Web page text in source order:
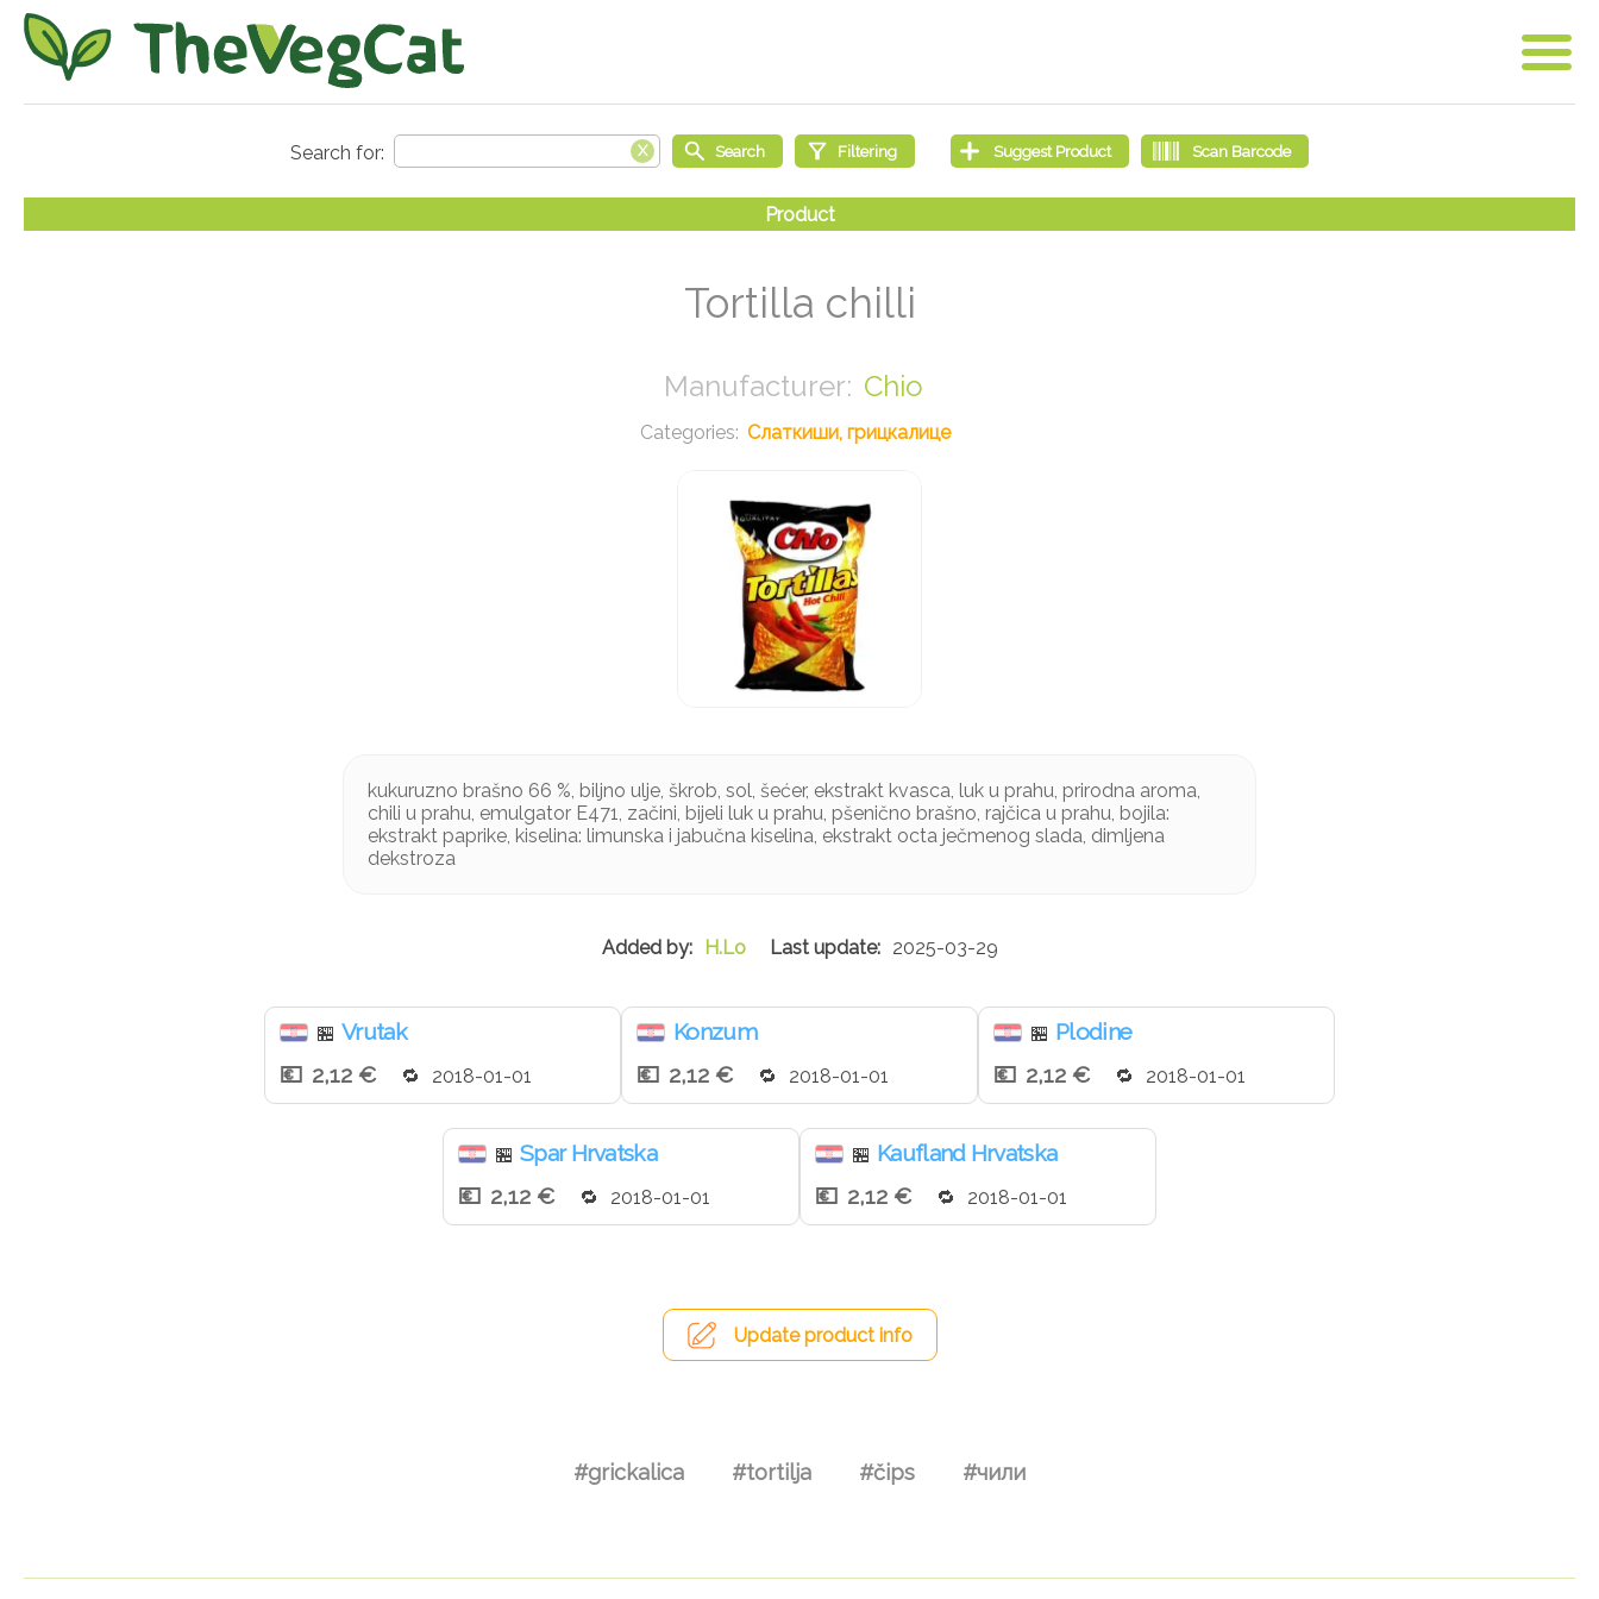
Tortilla chilli
Chio
Слаткиши, грицкалице
kukuruzno brašno 66 %, biljno ulje, škrob, sol, šećer, ekstrakt kvasca, luk u prahu, prirodna aroma,
chili u prahu, emulgator E471, začini, bijeli luk u prahu, pšenično brašno, rajčica u prahu, bojila:
ekstrakt paprike, kiselina: limunska i jabučna kiselina, ekstrakt octa ječmenog slada, dimljena
dekstroza
H.Lo 2025-03-29
🏪 Vrutak
2,12 €
2018-01-01
Konzum
2,12 €
2018-01-01
🏪 Plodine
2,12 €
2018-01-01
🏪 Spar Hrvatska
2,12 €
2018-01-01
🏪 Kaufland Hrvatska
2,12 €
2018-01-01
Update product info
#grickalica #tortilja #čips #чили